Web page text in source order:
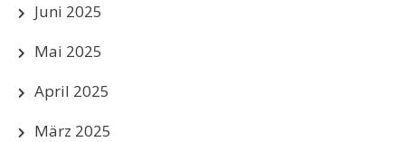
Juni 2025
Mai 2025
April 2025
März 2025